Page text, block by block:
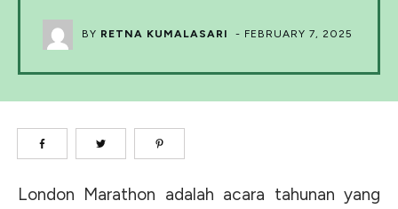
BY RETNA KUMALASARI - FEBRUARY 7, 2025
London Marathon adalah acara tahunan yang